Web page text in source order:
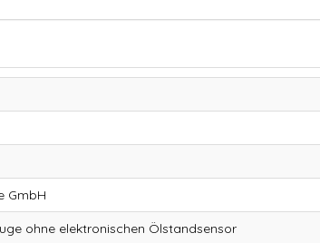
GmbH
ohne elektronischen Ölstandsensor